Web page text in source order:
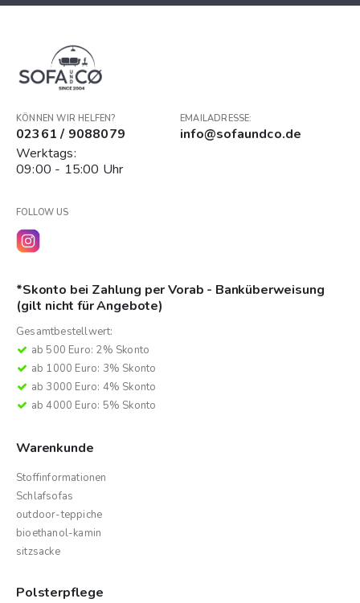
KÖNNEN WIR HELFEN?
02361 / 9088079
Werktags:
09:00 - 15:00 Uhr
EMAILADRESSE:
info@sofaundco.de
FOLLOW US
*Skonto bei Zahlung per Vorab - Banküberweisung
(gilt nicht für Angebote)
Gesamtbestellwert:
ab 500 Euro: 2% Skonto
ab 1000 Euro: 3% Skonto
ab 3000 Euro: 4% Skonto
ab 4000 Euro: 5% Skonto
Warenkunde
Stoffinformationen
Schlafsofas
outdoor-teppiche
bioethanol-kamin
sitzsacke
Polsterpflege